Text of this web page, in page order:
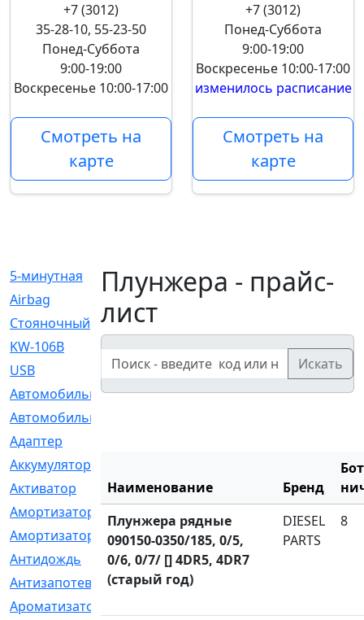
+7 (3012)
35-28-10, 55-23-50
Понед-Суббота
9:00-19:00
Воскресенье 10:00-17:00
Смотреть на
карте
+7 (3012)
Понед-Суббота
9:00-19:00
Воскресенье 10:00-17:00
изменилось расписание
Смотреть на
карте
5-минутная
[1]
Airbag
Cтояночный
KW-106B
[0]
USB
[6]
Автомобильное
[6]
Автомобильный
Адаптер
Аккумулятор
Активатор
[1]
Амортизатор
Амортизаторы
[21]
Антидождь
[1]
Антизапотеватель
[1]
Ароматизатор
Плунжера - прайс-
лист
Искать
Наименование Бренд
Плунжера рядные
090150-0350/185, 0/5,
0/6, 0/7/ [] 4DR5, 4DR7
(старый год)
DIESEL
PARTS
8